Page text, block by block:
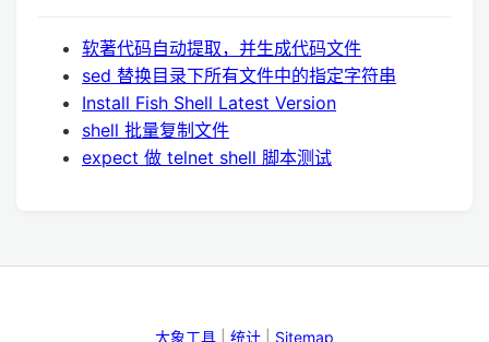
软著代码自动提取，并生成代码文件
sed 替换目录下所有文件中的指定字符串
Install Fish Shell Latest Version
shell 批量复制文件
expect 做 telnet shell 脚本测试
大象工具 统计 Sitemap